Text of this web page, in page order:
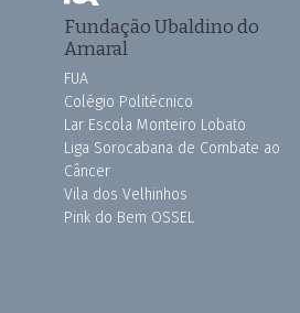
Fundação Ubaldino do
Amaral
FUA
Colégio Politécnico
Lar Escola Monteiro Lobato
Liga Sorocabana de Combate ao
Câncer
Vila dos Velhinhos
Pink do Bem OSSEL